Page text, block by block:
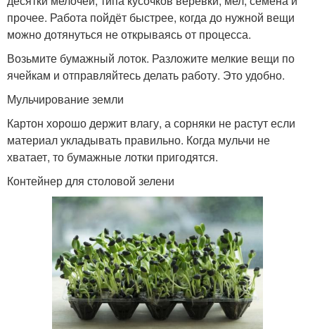
прочее. Работа пойдёт быстрее, когда до нужной вещи
можно дотянуться не открываясь от процесса.
Возьмите бумажный лоток. Разложите мелкие вещи по
ячейкам и отправляйтесь делать работу. Это удобно.
Мульчирование земли
Картон хорошо держит влагу, а сорняки не растут если
материал укладывать правильно. Когда мульчи не
хватает, то бумажные лотки пригодятся.
Контейнер для столовой зелени